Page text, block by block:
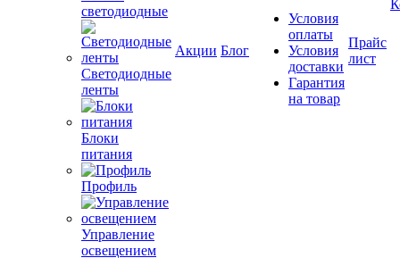
светодиодные
Светодиодные
ленты
Блоки
питания
Профиль
Управление
освещением
Акции Блог
Условия
оплаты
Условия
доставки
Гарантия
на товар
Прайс
лист